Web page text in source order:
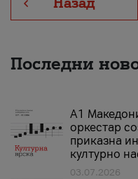
Последни
А1
оркестар
приказна
културно
03.07.2026